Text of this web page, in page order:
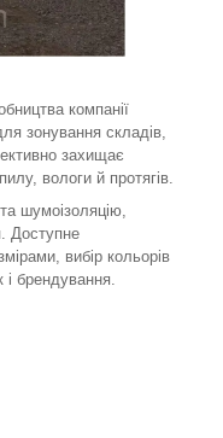
компанії
зонування складів,
захищає
вологи й протягів.
шумоізоляцію,
Доступне
вибір кольорів
брендування.